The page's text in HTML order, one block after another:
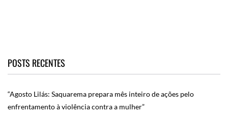
POSTS RECENTES
“Agosto Lilás: Saquarema prepara mês inteiro de ações pelo
enfrentamento à violência contra a mulher”